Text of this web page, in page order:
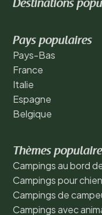
Destinations
Pays populaires
Pays-Bas
France
Italie
Espagne
Belgique
Thèmes
Campings au bord
Campings pour
Campings de
Campings avec